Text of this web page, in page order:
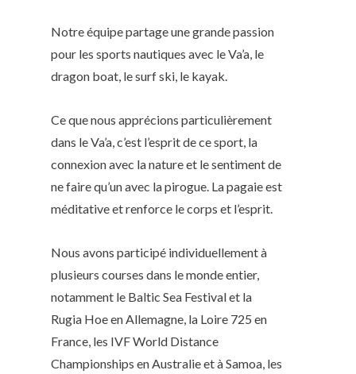
Notre équipe partage une grande passion
pour les sports nautiques avec le Va’a, le
dragon boat, le surf ski, le kayak.
Ce que nous apprécions particulièrement
dans le Va’a, c’est l’esprit de ce sport, la
connexion avec la nature et le sentiment de
ne faire qu’un avec la pirogue. La pagaie est
méditative et renforce le corps et l’esprit.
Nous avons participé individuellement à
plusieurs courses dans le monde entier,
notamment le Baltic Sea Festival et la
Rugia Hoe en Allemagne, la Loire 725 en
France, les IVF World Distance
Championships en Australie et à Samoa, les